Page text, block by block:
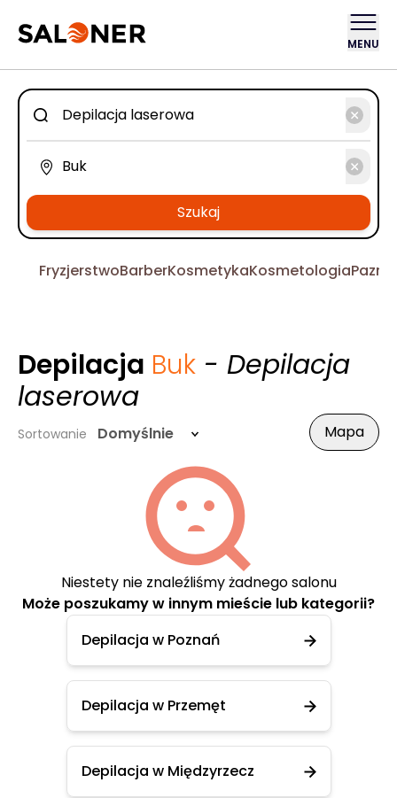
MENU
Szukaj
FryzjerstwoBarberKosmetykaKosmetologia
Depilacja Buk - Depilacja
laserowa
Sortowanie Domyślnie Mapa
Niestety nie znaleźliśmy żadnego salonu
Może poszukamy w innym mieście lub kategorii?
Depilacja w Poznań
Depilacja w Przemęt
Depilacja w Międzyrzecz